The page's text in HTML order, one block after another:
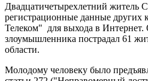
Двадцатичетырехлетний житель
регистрационные данные других
Телеком" для выхода в Интернет.
злоумышленника пострадал 61
области.
Молодому человеку было